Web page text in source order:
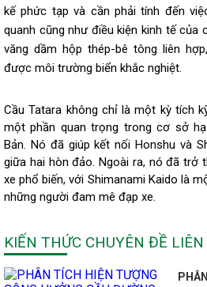
kế phức tạp và cần phải tính đến
quanh cũng như điều kiện kinh tế của
văng dầm hộp thép-bê tông liên
được môi trường biển khắc nghiệt.
Cầu Tatara không chỉ là một kỳ tích
một phần quan trọng trong cơ sở
Bản. Nó đã giúp kết nối Honshu và
giữa hai hòn đảo. Ngoài ra, nó đã trở
xe phổ biến, với Shimanami Kaido là
những người đam mê đạp xe.
KIẾN THỨC CHUYÊN ĐỀ LIÊN